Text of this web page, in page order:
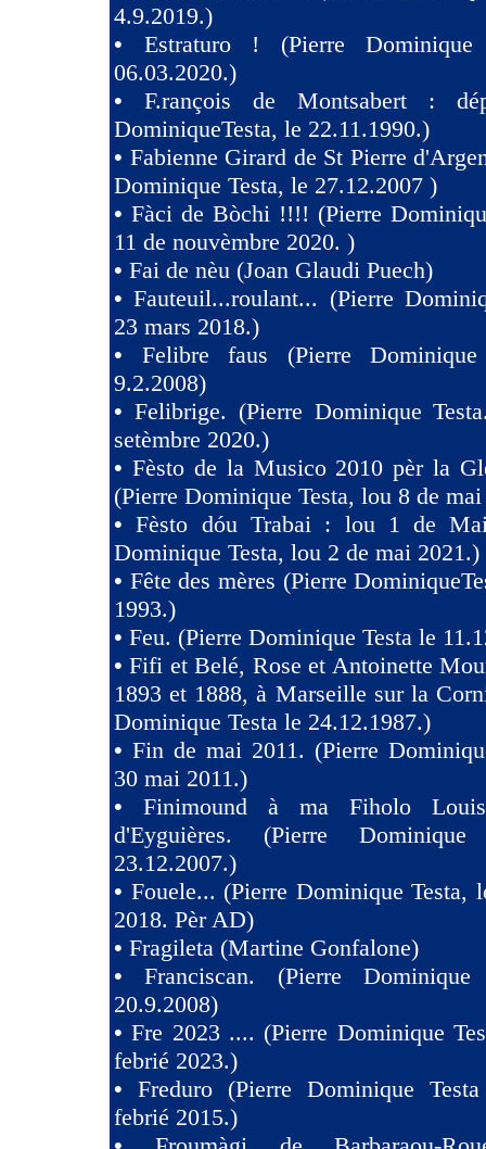
4.9.2019.)
• Estraturo ! (Pierre
06.03.2020.)
• F.rançois de Montsabert :
DominiqueTesta, le 22.11.1990.)
• Fabienne Girard de St Pierre
Dominique Testa, le 27.12.2007 )
• Fàci de Bòchi !!!! (Pierre
11 de nouvèmbre 2020. )
• Fai de nèu (Joan Glaudi Puech)
•Fauteuil...roulant... (Pierre
23 mars 2018.)
• Felibre faus (Pierre
9.2.2008)
• Felibrige. (Pierre Dominique
setèmbre 2020.)
• Fèsto de la Musico 2010 pèr la
(Pierre Dominique Testa, lou 8 de
•Fèsto dóu Trabai : lou 1 de
Dominique Testa, lou 2 de mai 2021.)
• Fête des mères (Pierre
1993.)
• Feu. (Pierre Dominique Testa le
•Fifi et Belé, Rose et Antoinette
1893 et 1888, à Marseille sur la
Dominique Testa le 24.12.1987.)
• Fin de mai 2011. (Pierre
30 mai 2011.)
• Finimound à ma Fiholo
d'Eyguières. (Pierre
23.12.2007.)
• Fouele... (Pierre Dominique Testa,
2018. Pèr AD)
• Fragileta (Martine Gonfalone)
•Franciscan. (Pierre
20.9.2008)
•Fre 2023 .... (Pierre Dominique
febrié 2023.)
• Freduro (Pierre Dominique
febrié 2015.)